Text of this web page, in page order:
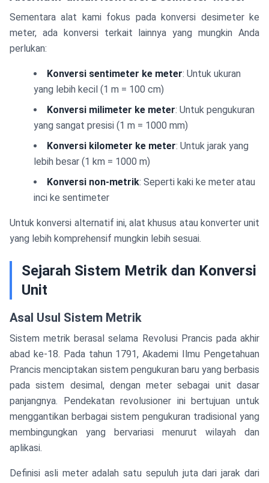
Sementara alat kami fokus pada konversi desimeter ke
meter, ada konversi terkait lainnya yang mungkin Anda
perlukan:
Konversi sentimeter ke meter: Untuk ukuran
yang lebih kecil (1 m = 100 cm)
Konversi milimeter ke meter: Untuk pengukuran
yang sangat presisi (1 m = 1000 mm)
Konversi kilometer ke meter: Untuk jarak yang
lebih besar (1 km = 1000 m)
Konversi non-metrik: Seperti kaki ke meter atau
inci ke sentimeter
Untuk konversi alternatif ini, alat khusus atau konverter unit
yang lebih komprehensif mungkin lebih sesuai.
Sejarah Sistem Metrik dan Konversi
Unit
Asal Usul Sistem Metrik
Sistem metrik berasal selama Revolusi Prancis pada akhir
abad ke-18. Pada tahun 1791, Akademi Ilmu Pengetahuan
Prancis menciptakan sistem pengukuran baru yang berbasis
pada sistem desimal, dengan meter sebagai unit dasar
panjangnya. Pendekatan revolusioner ini bertujuan untuk
menggantikan berbagai sistem pengukuran tradisional yang
membingungkan yang bervariasi menurut wilayah dan
aplikasi.
Definisi asli meter adalah satu sepuluh juta dari jarak dari